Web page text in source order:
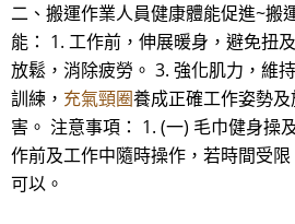
二、搬運作業人員健康體能促進~搬
能： 1. 工作前，伸展暖身，避免扭
放鬆，消除疲勞。 3. 強化肌力，維
訓練， 充氣頸圈養成正確工作姿勢
害。 注意事項： 1. (一) 毛巾健身操
作前及工作中隨時操作，若時間受
可以。